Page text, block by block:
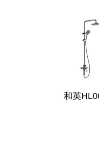
和英